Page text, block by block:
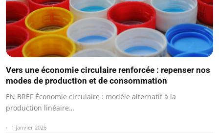
Vers une économie circulaire renforcée : repenser nos
modes de production et de consommation
EN BREF Économie circulaire : modèle alternatif à la
production linéaire…
1 janvier 2026